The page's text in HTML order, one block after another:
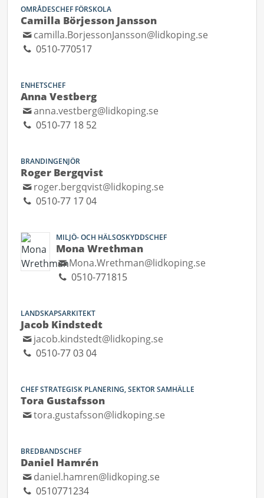
OMRÅDESCHEF FÖRSKOLA
Camilla Börjesson Jansson
camilla.BorjessonJansson@lidkoping.se
0510-770517
ENHETSCHEF
Anna Vestberg
anna.vestberg@lidkoping.se
0510-77 18 52
BRANDINGENJÖR
Roger Bergqvist
roger.bergqvist@lidkoping.se
0510-77 17 04
MILJÖ- OCH HÄLSOSKYDDSCHEF
Mona Wrethman
Mona.Wrethman@lidkoping.se
0510-771815
LANDSKAPSARKITEKT
Jacob Kindstedt
jacob.kindstedt@lidkoping.se
0510-77 03 04
CHEF STRATEGISK PLANERING, SEKTOR SAMHÄLLE
Tora Gustafsson
tora.gustafsson@lidkoping.se
BREDBANDSCHEF
Daniel Hamrén
daniel.hamren@lidkoping.se
0510771234